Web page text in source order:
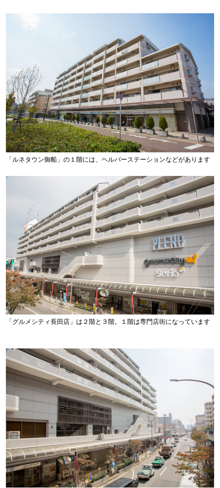
「ルネタウン御船」の１階には、ヘルパーステーションなどがあります
「グルメシティ長田店」は２階と３階。１階は専門店街になっています